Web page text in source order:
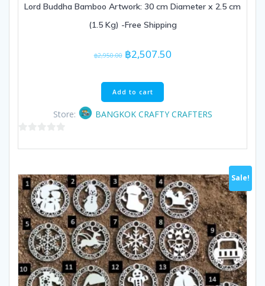
Lord Buddha Bamboo Artwork: 30 cm Diameter x 2.5 cm
(1.5 Kg) -Free Shipping
฿2,950.00 Original
฿2,950.00.
฿2,507.50Current
Add to cart
Store: BANGKOK CRAFTY CRAFTERS
5
Sale!